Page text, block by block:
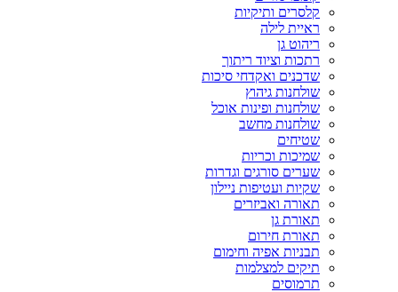
קלסרים ותיקיות
ראיית לילה
ריהוט גן
רתכות וציוד ריתוך
שדכנים ואקדחי סיכות
שולחנות גיהוץ
שולחנות ופינות אוכל
שולחנות מחשב
שטיחים
שמיכות וכריות
שערים סורגים וגדרות
שקיות ועטיפות ניילון
תאורה ואביזרים
תאורת גן
תאורת חירום
תבניות אפיה וחימום
תיקים למצלמות
תרמוסים